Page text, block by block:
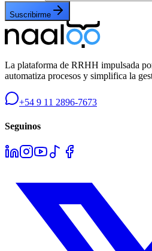
Suscribirme
La plataforma de RRHH impulsada
automatiza procesos y simplifica la
+54 9 11 2896-7673
Seguinos